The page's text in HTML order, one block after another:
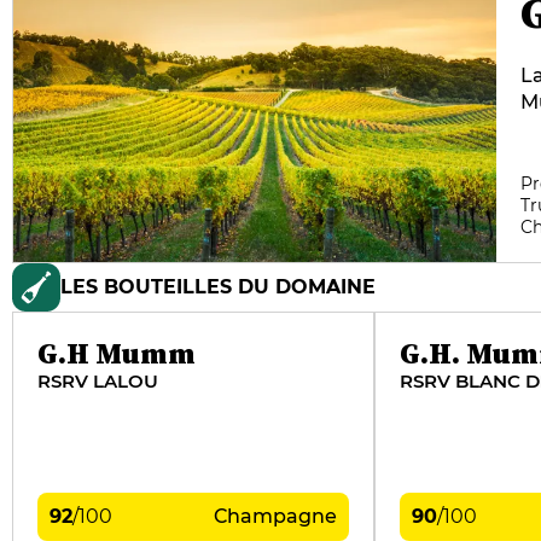
LES BOUTEILLES DU DOMAINE
G.H Mumm
RSRV LALOU
92/100 Champagne
G.H.
RSRV BLANC
90/100